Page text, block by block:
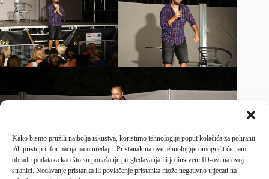
Kako bismo pružili najbolja iskustva, koristimo tehnologije poput kolačića za pohranu
i/ili pristup informacijama o uređaju. Pristanak na ove tehnologije omogućit će nam
obradu podataka kao što su ponašanje pregledavanja ili jedinstveni ID-ovi na ovoj
stranici. Nedavanje pristanka ili povlačenje pristanka može negativno utjecati na